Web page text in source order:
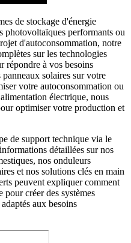
de stockage d'énergie
photovoltaïques performants ou
d'autoconsommation, notre
sur les technologies
répondre à vos besoins
solaires sur votre
votre autoconsommation ou
électrique, nous
optimiser votre production et
de support technique via le
détaillées sur nos
nos onduleurs
et nos solutions clés en main
peuvent expliquer comment
pour créer des systèmes
aux besoins